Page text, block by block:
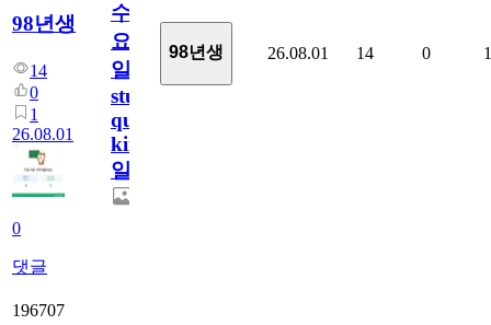
98년생
14
0
1
26.08.01
0
댓글
수
요
일/English
study
quiz
king771
일
98년생 26.08.01 14 0 1
196707